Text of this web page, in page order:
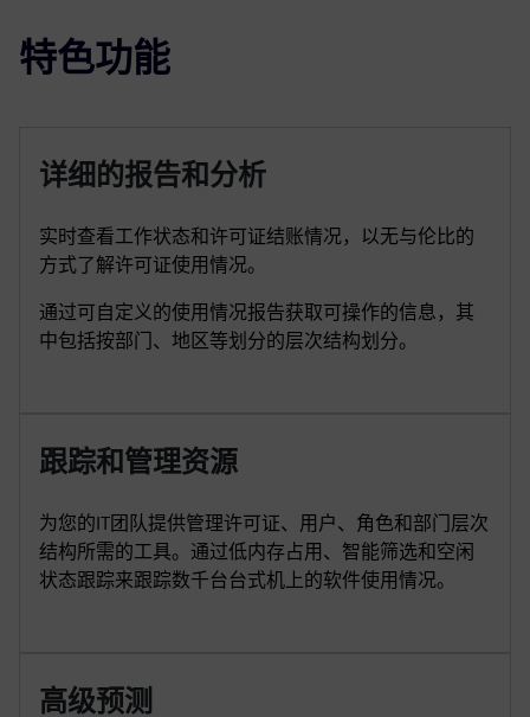
特色功能
详细的报告和分析
实时查看工作状态和许可证结账情况，以无与伦比的
方式了解许可证使用情况。
通过可自定义的使用情况报告获取可操作的信息，其
中包括按部门、地区等划分的层次结构划分。
跟踪和管理资源
为您的IT团队提供管理许可证、用户、角色和部门层次
结构所需的工具。通过低内存占用、智能筛选和空闲
状态跟踪来跟踪数千台台式机上的软件使用情况。
高级预测